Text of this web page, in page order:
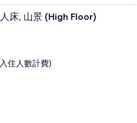
豪華客房, 1 張特大雙人床, 山
床, 山景 (High Floor)
住人數計費)